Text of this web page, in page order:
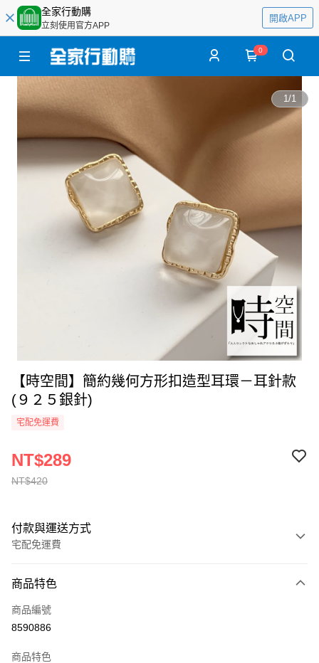
全家行動購
立刻使用官方APP
開啟APP
0
1/1
【時空間】簡約幾何方形扣造型耳環－耳針款
(９２５銀針)
宅配免運費
NT$420
NT$289
付款與運送方式
宅配免運費
全家線上支付
運送方式
本島宅配-活動商品
商品特色
商品編號
8590886
商品特色